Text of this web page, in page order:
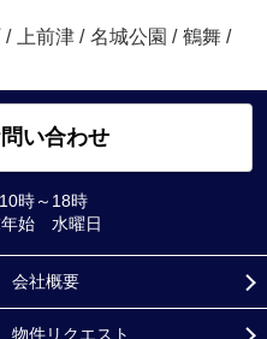
/ 上前津 / 名城公園 / 鶴舞 /
い合わせ
10時～18時
年始 水曜日
会社概要
物件リクエスト